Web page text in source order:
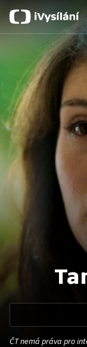
ČT nemá práva pro